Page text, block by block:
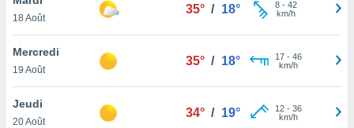
de
à
cas,
18 Août
35° / 18° 8- 42
km/h
Mercredi
19 Août
35° / 18° 17- 46
km/h
Jeudi
20 Août
34° / 19° 12- 36
km/h